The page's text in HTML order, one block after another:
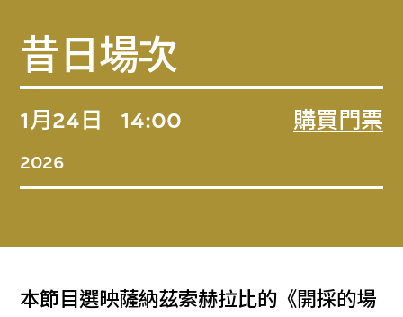
昔日場次
1月24日
2026
14:00 購買門票
本節目選映薩納茲索赫拉比的《開採的場